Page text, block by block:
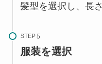
髪型を選択し、長
STEP
服装を選択